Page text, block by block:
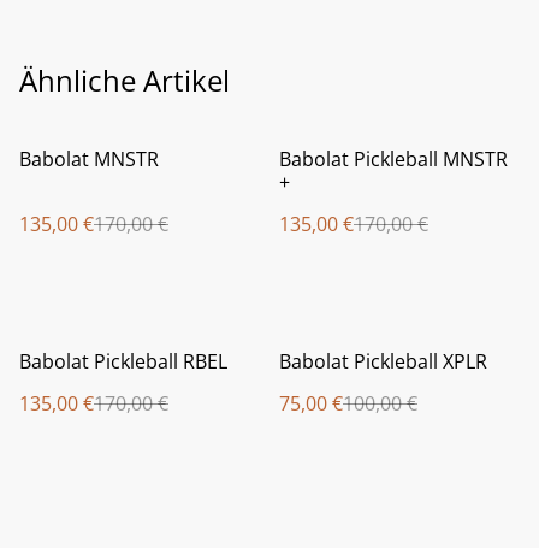
Ähnliche Artikel
%
Babolat MNSTR
135,00 €170,00 €
%
Babolat Pickleball MNSTR
+
135,00 €170,00 €
%
Babolat Pickleball RBEL
135,00 €170,00 €
%
Babolat Pickleball XPLR
75,00 €100,00 €